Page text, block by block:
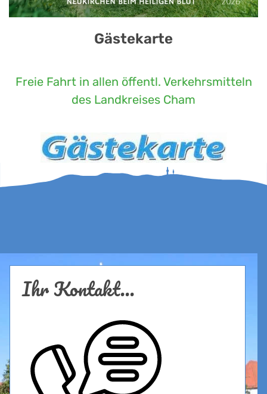
Gästekarte
Freie Fahrt in allen öffentl. Verkehrsmitteln
des Landkreises Cham
Ihr Kontakt...